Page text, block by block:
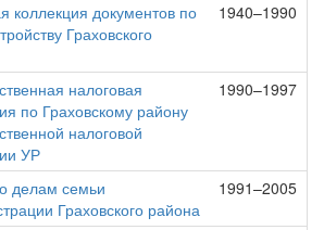
коллекция документов по
Граховского
1940–1990
налоговая
по Граховскому району
налоговой
УР
1990–1997
делам семьи
Граховского района
1991–2005